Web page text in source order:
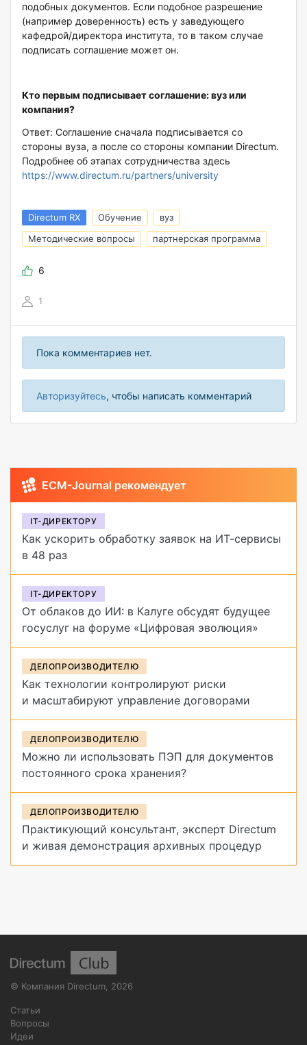
подобных документов. Если подобное разрешение
(например доверенность) есть у заведующего
кафедрой/директора института, то в таком случае
подписать соглашение может он.
Кто первым подписывает соглашение: вуз или
компания?
Ответ: Соглашение сначала подписывается со
стороны вуза, а после со стороны компании Directum.
Подробнее об этапах сотрудничества здесь
https://www.directum.ru/partners/university
Directum RX Обучение
вуз
Методические вопросы
партнерская программа
6
1
Пока комментариев нет.
Авторизуйтесь, чтобы написать комментарий
ECM-Journal рекомендует
IT-ДИРЕКТОРУ
Как ускорить обработку заявок на ИТ-сервисы
в 48 раз
IT-ДИРЕКТОРУ
От облаков до ИИ: в Калуге обсудят будущее
госуслуг на форуме «Цифровая эволюция»
ДЕЛОПРОИЗВОДИТЕЛЮ
Как технологии контролируют риски
и масштабируют управление договорами
ДЕЛОПРОИЗВОДИТЕЛЮ
Можно ли использовать ПЭП для документов
постоянного срока хранения?
ДЕЛОПРОИЗВОДИТЕЛЮ
Практикующий консультант, эксперт Directum
и живая демонстрация архивных процедур
© Компания Directum 2026
Статьи
Вопросы
Идеи